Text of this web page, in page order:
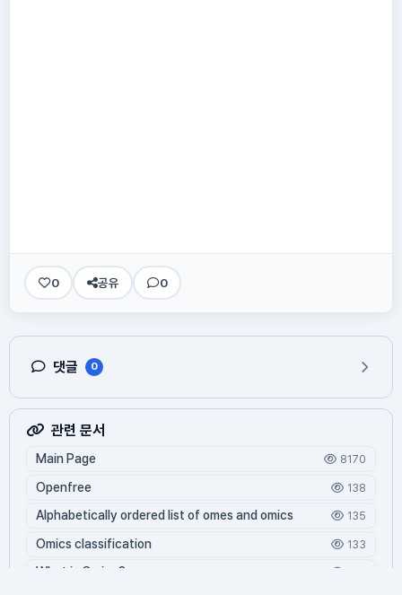
0 공유 0
댓글 0
관련 문서
Main Page 8170
Openfree 138
Alphabetically ordered list of omes and omics 135
Omics classification 133
What is Oming?